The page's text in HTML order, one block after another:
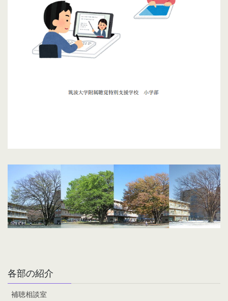
各部の紹介
補聴相談室